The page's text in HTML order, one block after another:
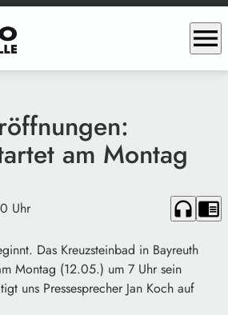
menu
am Montag
Uhr headphones chrome_reader_mode
Das Kreuzsteinbad in Bayreuth
Montag (12.05.) um 7 Uhr sein
uns Pressesprecher Jan Koch auf